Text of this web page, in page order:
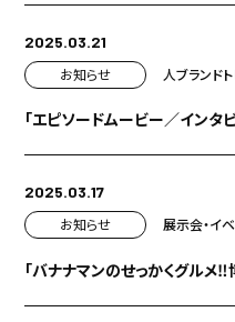
2025.03.21
お知らせ
人ブランド
「エピソードムービー／インタ
2025.03.17
お知らせ
展示会・イ
「バナナマンのせっかくグルメ